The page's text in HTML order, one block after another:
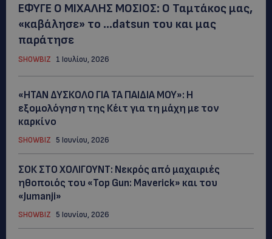
ΕΦΥΓΕ Ο ΜΙΧΑΛΗΣ ΜΟΣΙΟΣ: Ο Ταμτάκος μας,
«καβάλησε» το …datsun του και μας
παράτησε
SHOWBIZ 1 Ιουλίου, 2026
«ΗΤΑΝ ΔΥΣΚΟΛΟ ΓΙΑ ΤΑ ΠΑΙΔΙΑ ΜΟΥ»: Η
εξομολόγηση της Κέιτ για τη μάχη με τον
καρκίνο
SHOWBIZ 5 Ιουνίου, 2026
ΣΟΚ ΣΤΟ ΧΟΛΙΓΟΥΝΤ: Νεκρός από μαχαιριές
ηθοποιός του «Top Gun: Maverick» και του
«Jumanji»
SHOWBIZ 5 Ιουνίου, 2026